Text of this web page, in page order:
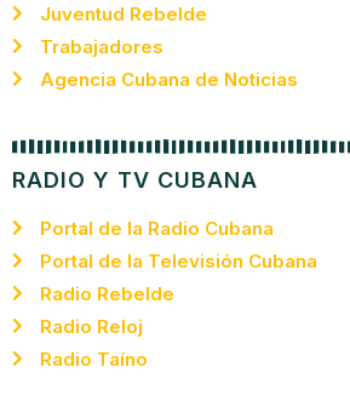
Juventud Rebelde
Trabajadores
Agencia Cubana de Noticias
RADIO Y TV CUBANA
Portal de la Radio Cubana
Portal de la Televisión Cubana
Radio Rebelde
Radio Reloj
Radio Taíno